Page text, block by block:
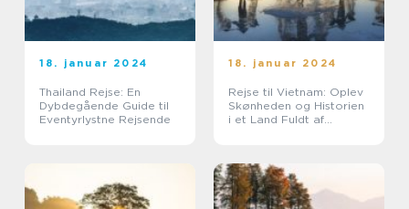
18. januar 2024
Thailand Rejse: En
Dybdegående Guide til
Eventyrlystne Rejsende
18. januar 2024
Rejse til Vietnam: Oplev
Skønheden og Historien
i et Land Fuldt af